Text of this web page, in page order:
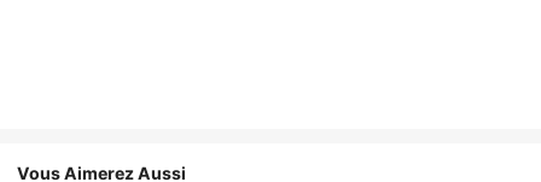
Vous Aimerez Aussi